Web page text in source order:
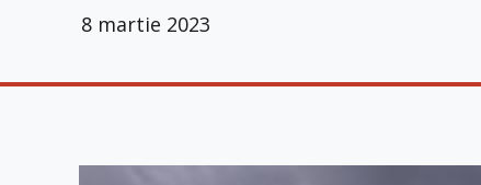
8 martie 2023